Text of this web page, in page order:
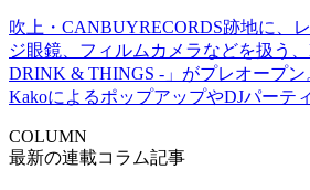
吹上・CANBUYRECORDS跡地に、
ジ眼鏡、フィルムカメラなどを扱う
DRINK & THINGS -」がプレオープン
KakoによるポップアップやDJパーテ
COLUMN
最新の連載コラム記事